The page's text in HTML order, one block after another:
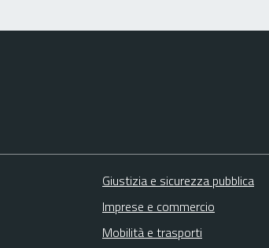
Giustizia e sicurezza pubblica
Imprese e commercio
Mobilità e trasporti